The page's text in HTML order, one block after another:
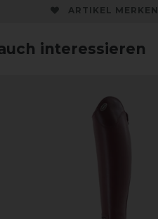
ARTIKEL MERKEN
interessieren